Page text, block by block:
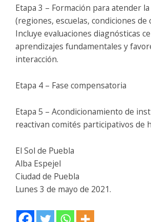
Etapa 3 – Formación para atender
(regiones, escuelas, condiciones de
Incluye evaluaciones diagnósticas
aprendizajes fundamentales y
interacción.
Etapa 4 – Fase compensatoria
Etapa 5 – Acondicionamiento de
reactivan comités participativos de
El Sol de Puebla
Alba Espejel
Ciudad de Puebla
Lunes 3 de mayo de 2021.